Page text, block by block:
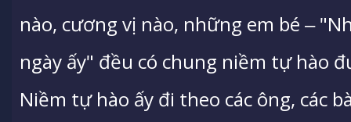
nào, cương vị nào, những em bé ‒
ngày ấy" đều có chung niềm tự hào
Niềm tự hào ấy đi theo các ông, các